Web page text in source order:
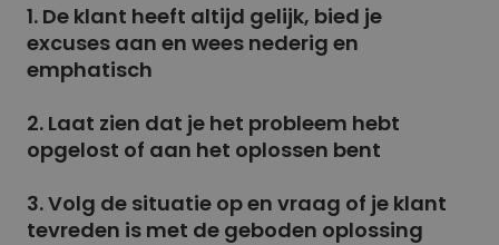
1. De klant heeft altijd gelijk, bied je
excuses aan en wees nederig en
emphatisch
2. Laat zien dat je het probleem hebt
opgelost of aan het oplossen bent
3. Volg de situatie op en vraag of je klant
tevreden is met de geboden oplossing